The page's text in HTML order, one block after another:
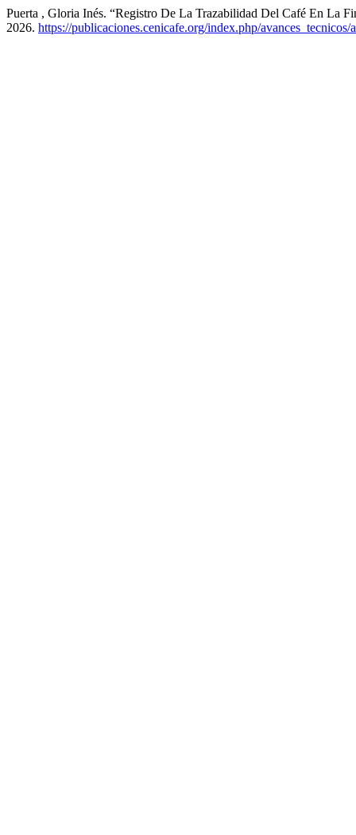
Puerta , Gloria Inés. “Registro De La Trazabilidad Del Café En La
2026. https://publicaciones.cenicafe.org/index.php/